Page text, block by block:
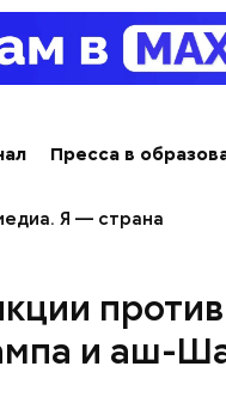
Пресса в
Я — страна
и аш-
акций